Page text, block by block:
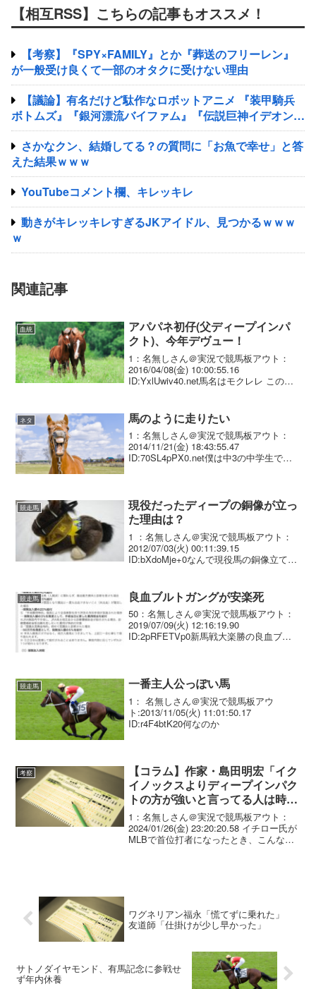
【相互RSS】こちらの記事もオススメ！
【考察】『SPY×FAMILY』とか『葬送のフリーレン』
が一般受け良くて一部のオタクに受けない理由
【議論】有名だけど駄作なロボットアニメ 『装甲騎兵
ボトムズ』『銀河漂流バイファム』『伝説巨神イデオン』
『超獣機神ダンクーガ』『銀河疾風サスライガー』
さかなクン、結婚してる？の質問に「お魚で幸せ」と答
えた結果ｗｗｗ
YouTubeコメント欄、キレッキレ
動きがキレッキレすぎるJKアイドル、見つかるｗｗｗ
ｗ
関連記事
血統
アパパネ初仔(父ディープインパ
クト)、今年デヴュー！
1：名無しさん＠実況で競馬板アウト：
2016/04/08(金) 10:00:55.16
ID:YxlUwiv40.net馬名はモクレレ この
インパクト、美浦・国枝栄厩舎...
ネタ 馬のように走りたい
1：名無しさん＠実況で競馬板アウト：
2014/11/21(金) 18:43:55.47
ID:70SL4pPX0.net僕は中3の中学生で
競走馬
現役だったディープの銅像が立っ
た理由は？
1 ：名無しさん＠実況で競馬板アウト：
2012/07/03(火) 00:11:39.15
ID:bXdoMje+0なんで現役馬の銅像立てた
と並べて立ててたって本当？...
競走馬 良血ブルトガングが安楽死
50：名無しさん＠実況で競馬板アウト：
2019/07/09(火) 12:16:19.90
ID:2pRFETVp0新馬戦大楽勝の良血ブル
競走馬 一番主人公っぽい馬
1： 名無しさん＠実況で競馬板アウ
ト:2013/11/05(火) 11:01:50.17
ID:r4F4btK20何なのか
考察
【コラム】作家・島田明宏「イク
イノックスよりディープインパク
トの方が強いと言ってる人は時代
錯誤の中高年」
1：名無しさん＠実況で競馬板アウト：
2024/01/26(金) 23:20:20.58 イチロー氏が
MLBで首位打者になったとき、こんな日
ワグネリアン福永「慌てずに乗れた」
友道師「仕掛けが少し早かった」
サトノダイヤモンド、有馬記念に参戦せ
ず年内休養